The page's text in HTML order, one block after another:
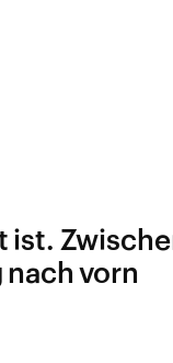
ist.
nach vorn